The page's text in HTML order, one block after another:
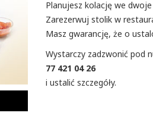
Planujesz kolację we
Zarezerwuj stolik w
Masz gwarancję, że o
Wystarczy zadzwonić pod
77 421 04 26
i ustalić szczegóły.